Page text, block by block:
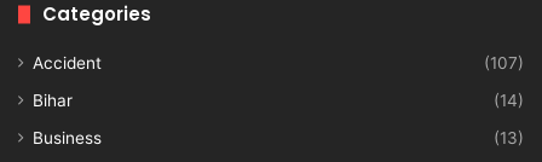
Categories
Accident
(107)
Bihar
(14)
Business
(13)